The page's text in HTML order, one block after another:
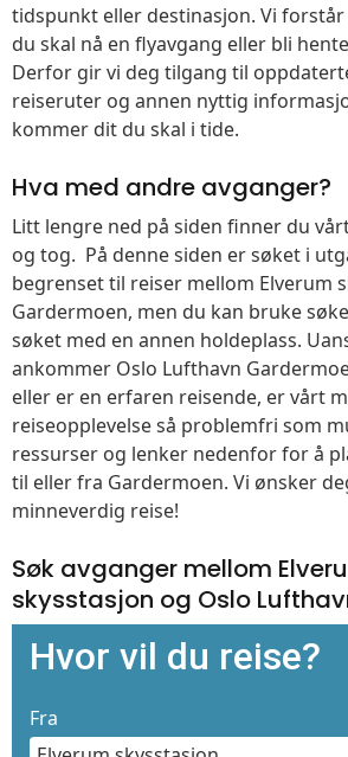
tidspunkt eller destinasjon. Vi
du skal nå en flyavgang eller bli
Derfor gir vi deg tilgang til
reiseruter og annen nyttig
kommer dit du skal i tide.
Hva med andre avganger?
Litt lengre ned på siden finner du
og tog. På denne siden er søket i
begrenset til reiser mellom Elverum
Gardermoen, men du kan bruke
søket med en annen holdeplass.
ankommer Oslo Lufthavn
eller er en erfaren reisende, er vårt
reiseopplevelse så problemfri som
ressurser og lenker nedenfor for å
til eller fra Gardermoen. Vi ønsker
minneverdig reise!
Søk avganger mellom
skysstasjon og Oslo
Hvor vil du reise?
Fra